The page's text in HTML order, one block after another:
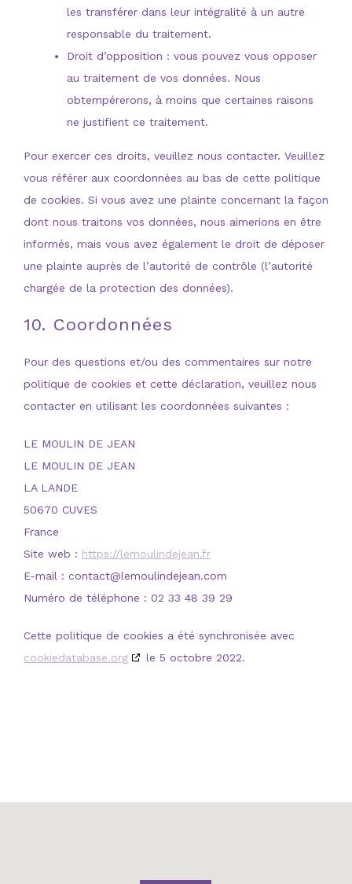
les transférer dans leur intégralité à un autre
responsable du traitement.
Droit d’opposition : vous pouvez vous opposer
au traitement de vos données. Nous
obtempérerons, à moins que certaines raisons
ne justifient ce traitement.
Pour exercer ces droits, veuillez nous contacter. Veuillez
vous référer aux coordonnées au bas de cette politique
de cookies. Si vous avez une plainte concernant la façon
dont nous traitons vos données, nous aimerions en être
informés, mais vous avez également le droit de déposer
une plainte auprès de l’autorité de contrôle (l’autorité
chargée de la protection des données).
10. Coordonnées
Pour des questions et/ou des commentaires sur notre
politique de cookies et cette déclaration, veuillez nous
contacter en utilisant les coordonnées suivantes :
LE MOULIN DE JEAN
LE MOULIN DE JEAN
LA LANDE
50670 CUVES
France
Site web : https://lemoulindejean.fr
E-mail : contact@lemoulindejean.com
Numéro de téléphone : 02 33 48 39 29
Cette politique de cookies a été synchronisée avec
cookiedatabase.org
le 5 octobre 2022.